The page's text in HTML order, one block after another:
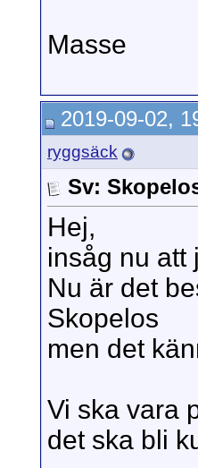
Masse
2019-09-02,
ryggsäck
Sv:
Hej,
insåg nu att
Nu är det
Skopelos
men det
Vi ska vara
det ska bli